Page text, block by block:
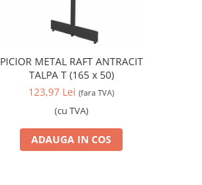
PICIOR METAL RAFT ANTRACIT
TALPA T (165 x 50)
123,97 Lei (fara TVA)
(cu TVA)
ADAUGA IN COS